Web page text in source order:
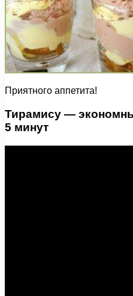
Приятного аппетита!
Тирамису —
5 минут